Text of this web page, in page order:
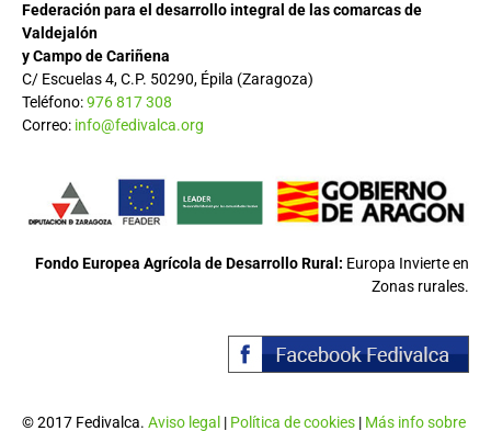
Federación para el desarrollo integral de las comarcas de
Valdejalón
y Campo de Cariñena
C/ Escuelas 4, C.P. 50290, Épila (Zaragoza)
Teléfono:976 817 308
Correo: info@fedivalca.org
Fondo Europea Agrícola de Desarrollo Rural: Europa Invierte en
Zonas rurales.
© 2017 Fedivalca. Aviso legal | Política de cookies | Más info sobre